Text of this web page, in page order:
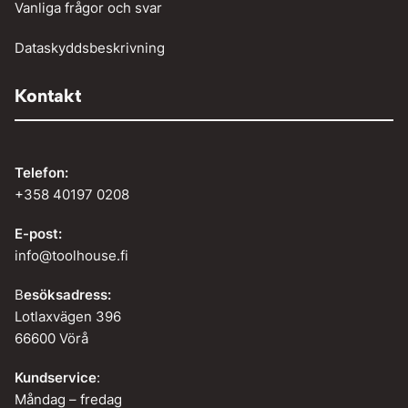
Vanliga frågor och svar
Dataskyddsbeskrivning
Kontakt
Telefon:
+358 40197 0208
E-post:
info@toolhouse.fi
Besöksadress:
Lotlaxvägen 396
66600 Vörå
Kundservice:
Måndag – fredag